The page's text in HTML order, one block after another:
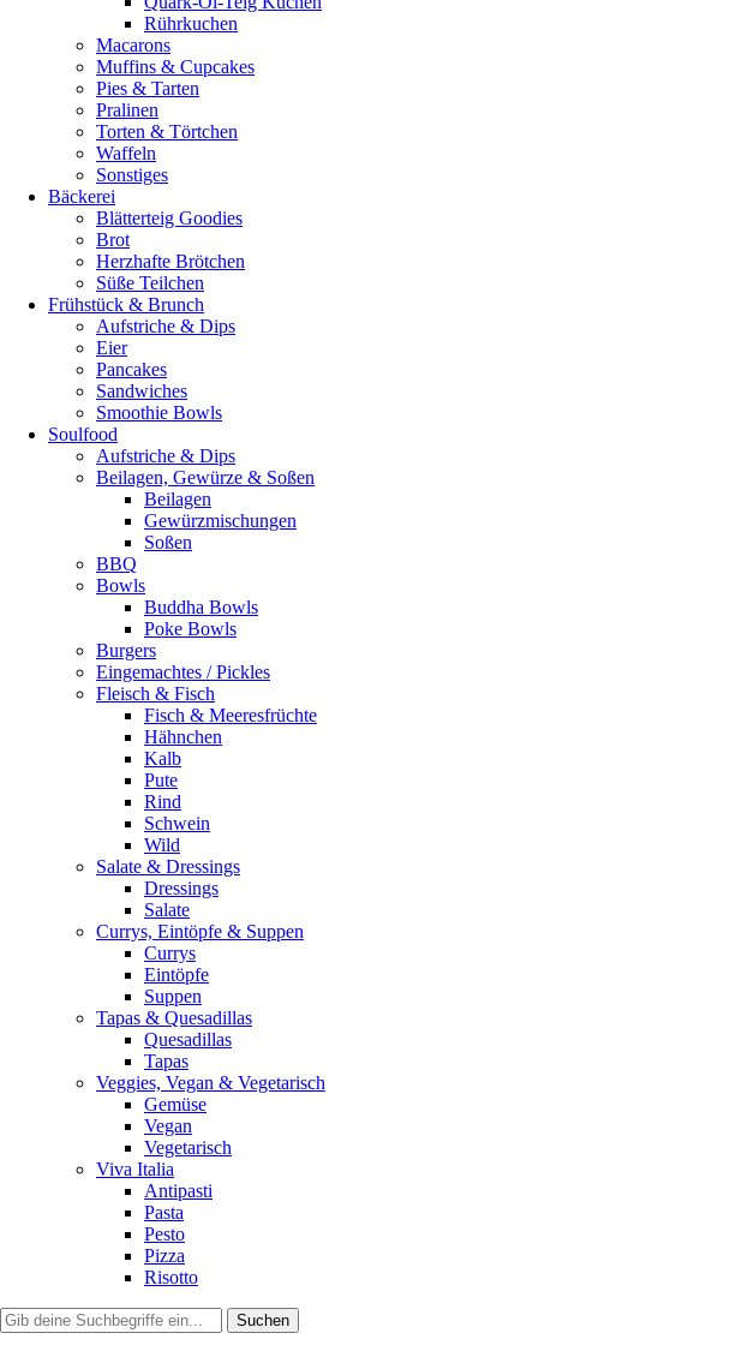
Rührkuchen
Macarons
Muffins & Cupcakes
Pies & Tarten
Pralinen
Torten & Törtchen
Waffeln
Sonstiges
Bäckerei
Blätterteig Goodies
Brot
Herzhafte Brötchen
Süße Teilchen
Frühstück & Brunch
Aufstriche & Dips
Eier
Pancakes
Sandwiches
Smoothie Bowls
Soulfood
Aufstriche & Dips
Beilagen, Gewürze & Soßen
Beilagen
Gewürzmischungen
Soßen
BBQ
Bowls
Buddha Bowls
Poke Bowls
Burgers
Eingemachtes / Pickles
Fleisch & Fisch
Fisch & Meeresfrüchte
Hähnchen
Kalb
Pute
Rind
Schwein
Wild
Salate & Dressings
Dressings
Salate
Currys, Eintöpfe & Suppen
Currys
Eintöpfe
Suppen
Tapas & Quesadillas
Quesadillas
Tapas
Veggies, Vegan & Vegetarisch
Gemüse
Vegan
Vegetarisch
Viva Italia
Antipasti
Pasta
Pesto
Pizza
Risotto